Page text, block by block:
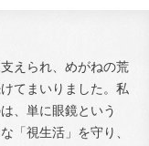
えられ、めがねの荒
てまいりました。私
、単に眼鏡という
「視生活」を守り、